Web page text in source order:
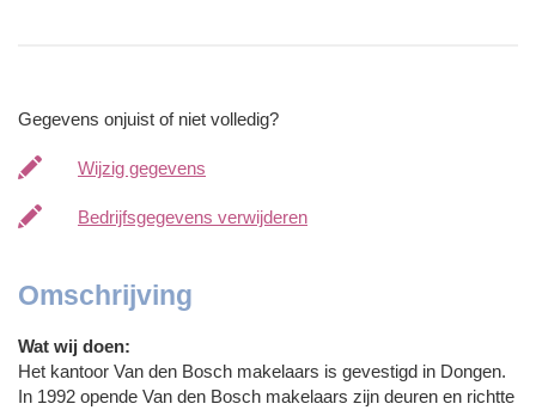
Gegevens onjuist of niet volledig?
Wijzig gegevens
Bedrijfsgegevens verwijderen
Omschrijving
Wat wij doen:
Het kantoor Van den Bosch makelaars is gevestigd in Dongen.
In 1992 opende Van den Bosch makelaars zijn deuren en richtte